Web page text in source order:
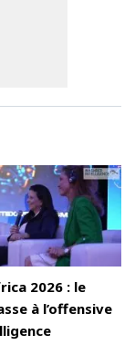
2026 : le
à l’offensive